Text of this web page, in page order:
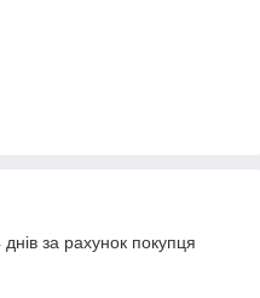
за рахунок покупця